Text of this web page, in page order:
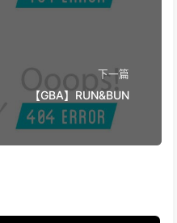
下一篇
【GBA】RUN&BUN